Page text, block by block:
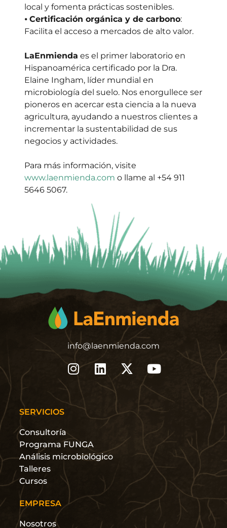
local y fomenta prácticas sostenibles.
⦁ Certificación orgánica y de carbono:
Facilita el acceso a mercados de alto valor.
LaEnmienda es el primer laboratorio en
Hispanoamérica certificado por la Dra.
Elaine Ingham, líder mundial en
microbiología del suelo. Nos enorgullece ser
pioneros en acercar esta ciencia a la nueva
agricultura, ayudando a nuestros clientes a
incrementar la sustentabilidad de sus
negocios y actividades.
Para más información, visite
www.laenmienda.com o llame al +54 911
5646 5067.
info@laenmienda.com
SERVICIOS
Consultoría
Programa FUNGA
Análisis microbiológico
Talleres
Cursos
EMPRESA
Nosotros